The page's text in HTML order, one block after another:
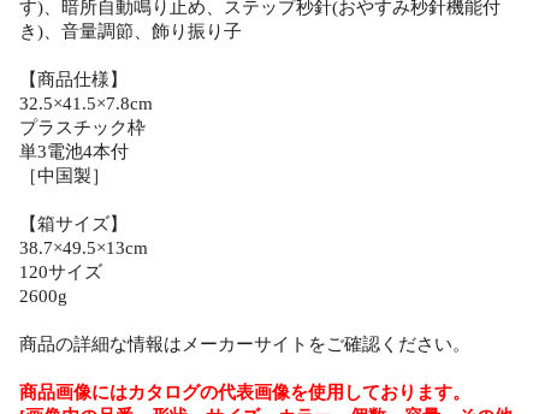
す)、暗所自動鳴り止め、ステップ秒針(おやすみ秒針機能付
き)、音量調節、飾り振り子
【商品仕様】
32.5×41.5×7.8cm
プラスチック枠
単3電池4本付
［中国製］
【箱サイズ】
38.7×49.5×13cm
120サイズ
2600g
商品の詳細な情報はメーカーサイトをご確認ください。
商品画像にはカタログの代表画像を使用しております。